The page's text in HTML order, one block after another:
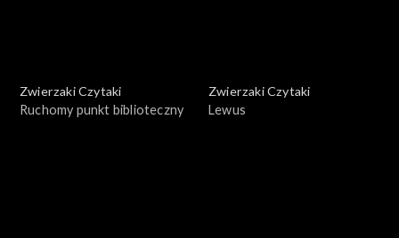
Zwierzaki Czytaki
Ruchomy punkt biblioteczny
Zwierzaki Czytaki
Lewus